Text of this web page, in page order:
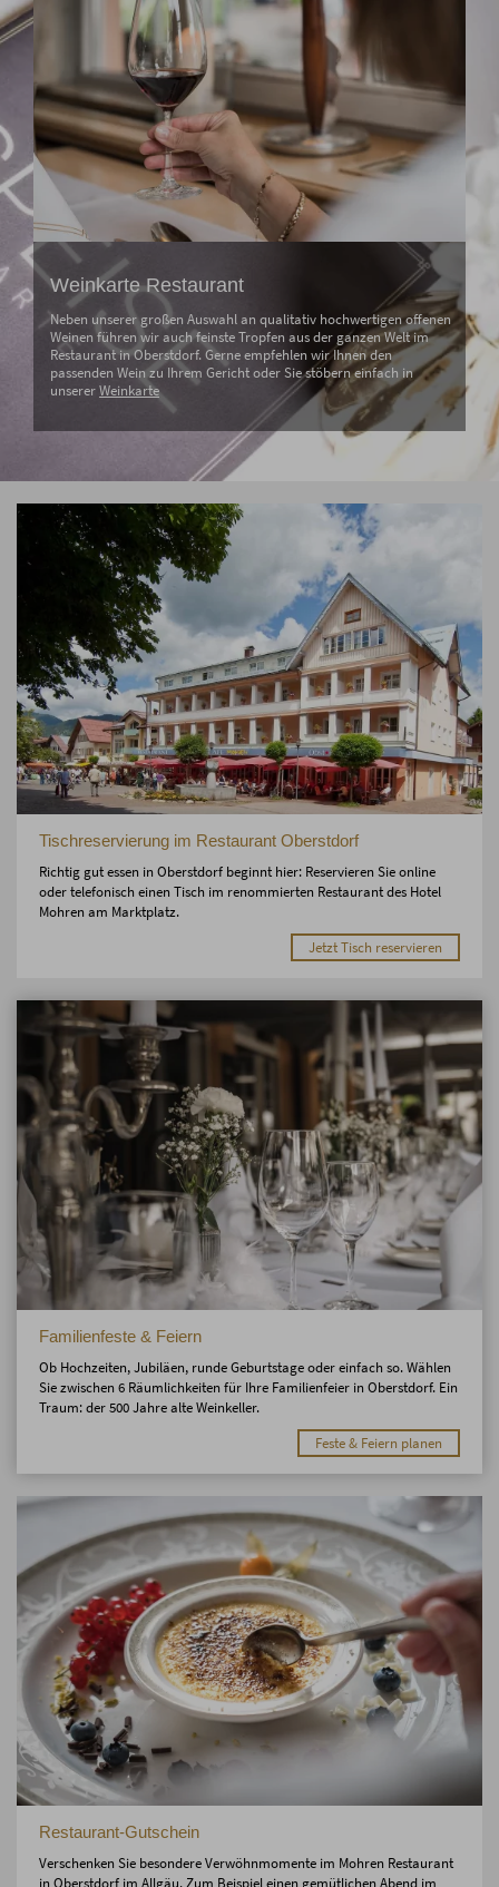
Weinkarte Restaurant
Neben unserer großen Auswahl an qualitativ hochwertigen offenen
Weinen führen wir auch feinste Tropfen aus der ganzen Welt im
Restaurant in Oberstdorf. Gerne empfehlen wir Ihnen den
passenden Wein zu Ihrem Gericht oder Sie stöbern einfach in
unsererWeinkarte
Tischreservierung im Restaurant Oberstdorf
Richtig gut essen in Oberstdorf beginnt hier: Reservieren Sie online
oder telefonisch einen Tisch im renommierten Restaurant des Hotel
Mohren am Marktplatz.
Jetzt Tisch reservieren
Familienfeste & Feiern
Ob Hochzeiten, Jubiläen, runde Geburtstage oder einfach so. Wählen
Sie zwischen 6 Räumlichkeiten für Ihre Familienfeier in Oberstdorf. Ein
Traum: der 500 Jahre alte Weinkeller.
Feste & Feiern planen
Restaurant-Gutschein
Verschenken Sie besondere Verwöhnmomente im Mohren Restaurant
in Oberstdorf im Allgäu. Zum Beispiel einen gemütlichen Abend im